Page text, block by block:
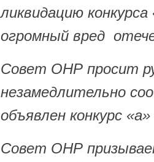
ликвидацию
огромный вред
Совет ОНР просит
незамедлительно
объявлен конкурс
Совет ОНР